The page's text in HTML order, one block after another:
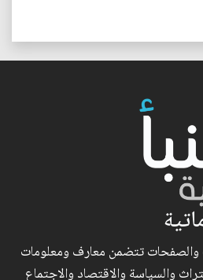
والصفحات تتضمن معارف ومعلومات
والسياسة والاقتصاد والاجتماع